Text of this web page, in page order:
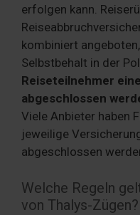
erfolgen kann.
kombiniert
Selbstbehalt in der
Reiseteilnehmer
abgeschlossen
Viele Anbieter haben
jeweilige
abgeschlossen
Welche Regeln
von Thalys-Zügen?